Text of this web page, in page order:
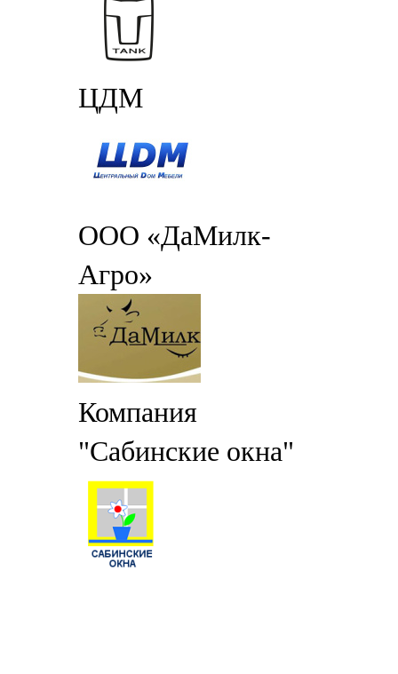
ЦДМ
ООО «ДаМилк-
Агро»
Компания
"Сабинские окна"